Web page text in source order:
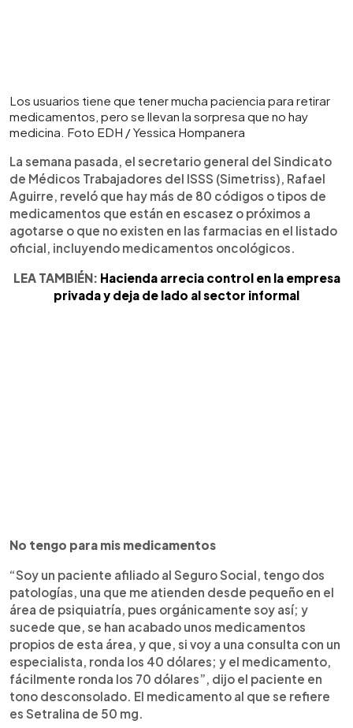
Los usuarios tiene que tener mucha paciencia para retirar
medicamentos, pero se llevan la sorpresa que no hay
medicina. Foto EDH / Yessica Hompanera
La semana pasada, el secretario general del Sindicato
de Médicos Trabajadores del ISSS (Simetriss), Rafael
Aguirre, reveló que hay más de 80 códigos o tipos de
medicamentos que están en escasez o próximos a
agotarse o que no existen en las farmacias en el listado
oficial, incluyendo medicamentos oncológicos.
LEA TAMBIÉN: Hacienda arrecia control en la empresa
privada y deja de lado al sector informal
No tengo para mis medicamentos
“Soy un paciente afiliado al Seguro Social, tengo dos
patologías, una que me atienden desde pequeño en el
área de psiquiatría, pues orgánicamente soy así; y
sucede que, se han acabado unos medicamentos
propios de esta área, y que, si voy a una consulta con un
especialista, ronda los 40 dólares; y el medicamento,
fácilmente ronda los 70 dólares”, dijo el paciente en
tono desconsolado. El medicamento al que se refiere
es Setralina de 50 mg.